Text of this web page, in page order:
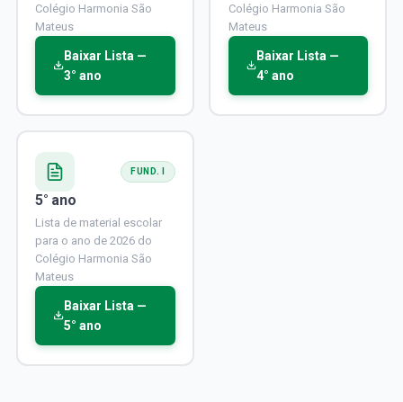
Colégio Harmonia São
Mateus
Baixar Lista —
3° ano
Colégio Harmonia São
Mateus
Baixar Lista —
4° ano
FUND. I
5° ano
Lista de material escolar
para o ano de 2026 do
Colégio Harmonia São
Mateus
Baixar Lista —
5° ano